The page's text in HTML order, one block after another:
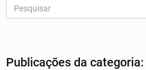
Publicações da categoria: